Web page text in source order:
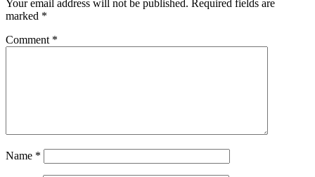
Your email address will not be published. Required fields are
marked *
Comment *
Name *